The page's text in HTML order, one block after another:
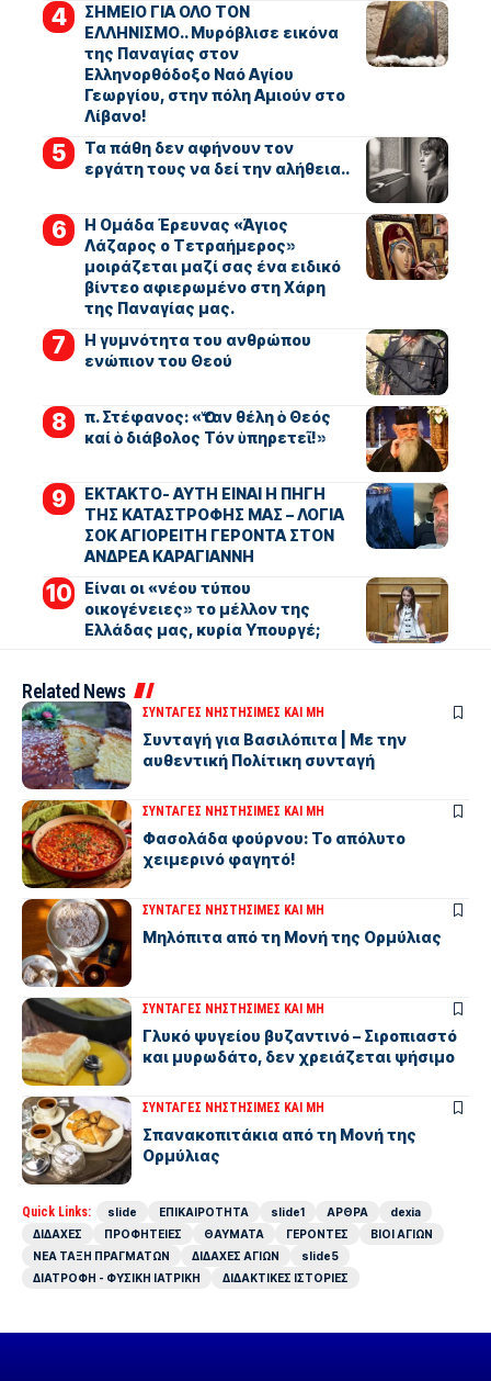
ΣΗΜΕΙΟ ΓΙΑ ΟΛΟ ΤΟΝ
ΕΛΛΗΝΙΣΜΟ.. Μυρόβλισε εικόνα
της Παναγίας στον
Ελληνορθόδοξο Ναό Αγίου
Γεωργίου, στην πόλη Αμιούν στο
Λίβανο!
Τα πάθη δεν αφήνουν τον
εργάτη τους να δεί την αλήθεια..
Η Ομάδα Έρευνας «Άγιος
Λάζαρος ο Τετραήμερος»
μοιράζεται μαζί σας ένα ειδικό
βίντεο αφιερωμένο στη Χάρη
της Παναγίας μας.
Η γυμνότητα του ανθρώπου
ενώπιον του Θεού
π. Στέφανος: «Ὅταν θέλη ὁ Θεός
καί ὁ διάβολος Τόν ὑπηρετεῖ!»
ΕΚΤΑΚΤΟ- ΑΥΤΗ ΕΙΝΑΙ Η ΠΗΓΗ
ΤΗΣ ΚΑΤΑΣΤΡΟΦΗΣ ΜΑΣ – ΛΟΓΙΑ
ΣΟΚ ΑΓΙΟΡΕΙΤΗ ΓΕΡΟΝΤΑ ΣΤΟΝ
ΑΝΔΡΕΑ ΚΑΡΑΓΙΑΝΝΗ
Είναι οι «νέου τύπου
οικογένειες» το μέλλον της
Ελλάδας μας, κυρία Υπουργέ;
Related News
ΣΥΝΤΑΓΕΣ ΝΗΣΤΗΣΙΜΕΣ ΚΑΙ ΜΗ
Συνταγή για Βασιλόπιτα | Με την
αυθεντική Πολίτικη συνταγή
ΣΥΝΤΑΓΕΣ ΝΗΣΤΗΣΙΜΕΣ ΚΑΙ ΜΗ
Φασολάδα φούρνου: Το απόλυτο
χειμερινό φαγητό!
ΣΥΝΤΑΓΕΣ ΝΗΣΤΗΣΙΜΕΣ ΚΑΙ ΜΗ
Μηλόπιτα από τη Μονή της Ορμύλιας
ΣΥΝΤΑΓΕΣ ΝΗΣΤΗΣΙΜΕΣ ΚΑΙ ΜΗ
Γλυκό ψυγείου βυζαντινό – Σιροπιαστό
και μυρωδάτο, δεν χρειάζεται ψήσιμο
ΣΥΝΤΑΓΕΣ ΝΗΣΤΗΣΙΜΕΣ ΚΑΙ ΜΗ
Σπανακοπιτάκια από τη Μονή της
Ορμύλιας
Quick Links: slide ΕΠΙΚΑΙΡΟΤΗΤΑ slide1 ΑΡΘΡΑ
dexia
ΔΙΔΑΧΕΣ
ΠΡΟΦΗΤΕΙΕΣ ΘΑΥΜΑΤΑ ΓΕΡΟΝΤΕΣ
ΒΙΟΙ ΑΓΙΩΝ
ΝΕΑ ΤΑΞΗ ΠΡΑΓΜΑΤΩΝ
ΔΙΔΑΧΕΣ ΑΓΙΩΝ
slide5
ΔΙΑΤΡΟΦΗ - ΦΥΣΙΚΗ ΙΑΤΡΙΚΗ
ΔΙΔΑΚΤΙΚΕΣ ΙΣΤΟΡΙΕΣ